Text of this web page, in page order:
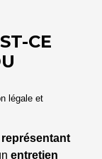
CE
légale et
entretien